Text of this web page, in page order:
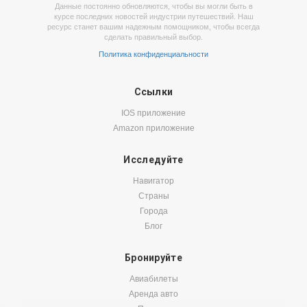
Данные постоянно обновляются, чтобы вы могли быть в
курсе последних новостей индустрии путешествий. Наш
ресурс станет вашим надежным помощником, чтобы всегда
сделать правильный выбор.
Политика конфиденциальности
Ссылки
IOS приложение
Amazon приложение
Исследуйте
Навигатор
Страны
Города
Блог
Бронируйте
Авиабилеты
Аренда авто